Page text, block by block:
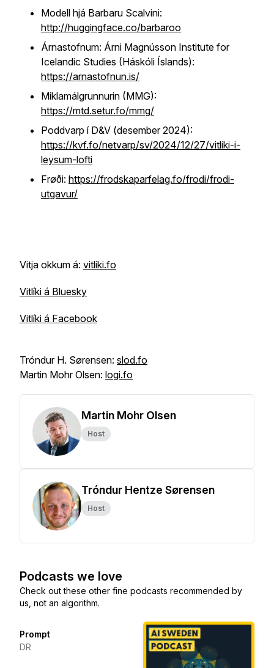
Modell hjá Barbaru Scalvini:
http://huggingface.co/barbaroo
Árnastofnum: Árni Magnússon Institute for
Icelandic Studies (Háskóli Íslands):
https://arnastofnun.is/
Miklamálgrunnurin (MMG):
https://mtd.setur.fo/mmg/
Poddvarp í D&V (desember 2024):
https://kvf.fo/netvarp/sv/2024/12/27/vitliki-i-
leysum-lofti
Frøði: https://frodskaparfelag.fo/frodi/frodi-
utgavur/
Vitja okkum á: vitliki.fo
Vitlíki á Bluesky
Vitlíki á Facebook
Tróndur H. Sørensen: slod.fo
Martin Mohr Olsen: logi.fo
Martin Mohr Olsen
Host
Tróndur Hentze Sørensen
Host
Podcasts we love
Check out these other fine podcasts recommended by
us, not an algorithm.
Prompt
DR